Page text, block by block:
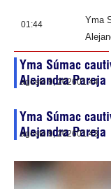
01:44
Yma
Yma Súmac
Alejandra Pareja
agosto 9, 202601:44
Yma Súmac
Alejandra Pareja
agosto 9, 202601:43